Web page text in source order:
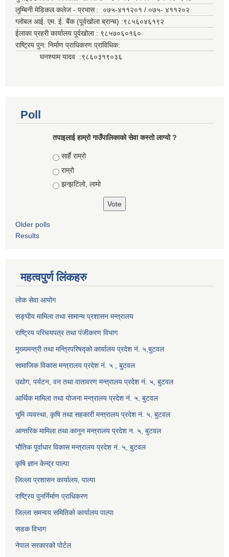
लुम्बिनी मेडिकल कलेज - प्रभास : ०७५-४११२०१ / ०७५- ४११२०२
ग्लोबल आई. एम. ई. बैंक (पूर्वखोला ब्रान्च) :९८५६०४६१९२
ईलाका प्रहरी कार्यालय पूर्वखोला : ९८५७०६०१६०
राष्ट्रिय पुन: निर्माण प्राधिकरण प्राविधिक:
घनश्याम यादव :९८६०३१९०३६
Poll
तपाइलाई हाम्रो गाउँपालिकाको सेवा कस्तो लाग्यो ?
Choices
सार्है राम्रो
राम्रो
झन्झटिलो, लामो
Older polls
Results
महत्वपुर्ण लिंकहरु
लोक सेवा आयोग
सङ्घीय मामिला तथा सामान्य प्रशासन मन्त्रालय
राष्ट्रिय परिचयपत्र तथा पंजीकरण विभाग
मुख्यमन्त्री तथा मन्त्रिपरिषद्को कार्यालय प्रदेश नं. ५,बुटवल
सामाजिक विकास मन्त्रालय प्रदेश नं. ५ , बुटवल
उद्याेग, पर्यटन, वन तथा वातावरण मन्त्रालय प्रदेश नं. ५, बुटवल
आर्थिक मामिला तथा योजना मन्त्रालय प्रदेश नं. ५, बुटवल
भुमि व्यवस्था, कृषि तथा सहकारी मन्त्रालय प्रदेश नं. ५, बुटवल
आन्तरिक मामिला तथा कानुन मन्त्रालय प्रदेश न. ५, बुटवल
भौतिक पूर्वाधार विकास मन्त्रालय प्रदेश नं. ५, बुटवल
कृषि ज्ञान केन्द्र पाल्पा
जिल्ला प्रशासन कार्यालय, पाल्पा
राष्ट्रिय पुनर्निर्माण प्राधिकरण
जिल्ला समन्वय समितिको कार्यालय पाल्पा
सडक विभाग
नेपाल सरकारको पोर्टल